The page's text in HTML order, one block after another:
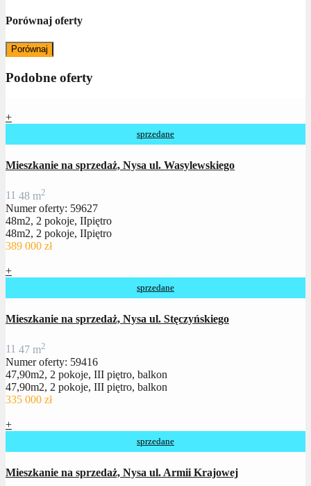
Porównaj oferty
Porównaj
Podobne oferty
+
sprzedane
Mieszkanie na sprzedaż, Nysa ul. Wasylewskiego
11 48 m2
Numer oferty: 59627
48m2, 2 pokoje, IIpiętro
48m2, 2 pokoje, IIpiętro
389 000 zł
+
sprzedane
Mieszkanie na sprzedaż, Nysa ul. Stęczyńskiego
11 47 m2
Numer oferty: 59416
47,90m2, 2 pokoje, III piętro, balkon
47,90m2, 2 pokoje, III piętro, balkon
335 000 zł
+
sprzedane
Mieszkanie na sprzedaż, Nysa ul. Armii Krajowej